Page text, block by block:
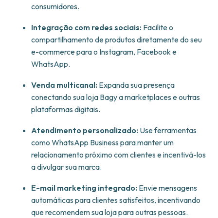
consumidores.
Integração com redes sociais: Facilite o
compartilhamento de produtos diretamente do seu
e-commerce para o Instagram, Facebook e
WhatsApp.
Venda multicanal: Expanda sua presença
conectando sua loja Bagy a marketplaces e outras
plataformas digitais.
Atendimento personalizado: Use ferramentas
como WhatsApp Business para manter um
relacionamento próximo com clientes e incentivá-los
a divulgar sua marca.
E-mail marketing integrado: Envie mensagens
automáticas para clientes satisfeitos, incentivando
que recomendem sua loja para outras pessoas.